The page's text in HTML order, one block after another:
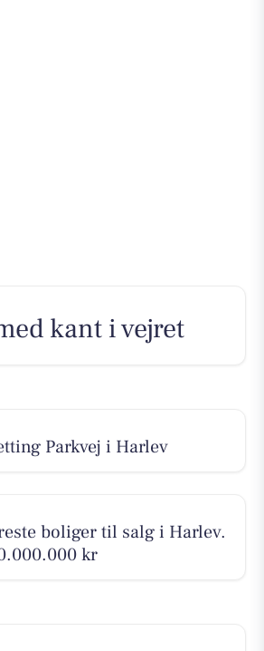
kant i vejret
Parkvej i Harlev
boliger til salg i Harlev.
kr